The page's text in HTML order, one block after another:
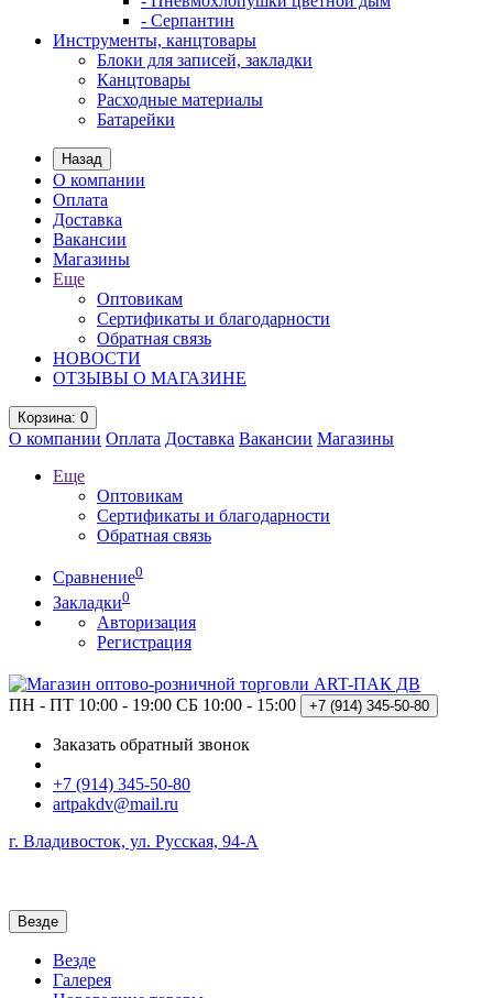
- Серпантин
Инструменты, канцтовары
Блоки для записей, закладки
Канцтовары
Расходные материалы
Батарейки
Назад
О компании
Оплата
Доставка
Вакансии
Магазины
Еще
Оптовикам
Сертификаты и благодарности
Обратная связь
НОВОСТИ
ОТЗЫВЫ О МАГАЗИНЕ
Корзина: 0
О компании Оплата Доставка Вакансии Магазины
Еще
Оптовикам
Сертификаты и благодарности
Обратная связь
Сравнение0
Закладки0
Авторизация
Регистрация
ПН - ПТ 10:00 - 19:00 СБ 10:00 - 15:00 +7 (914) 345-50-80
Заказать обратный звонок
+7 (914) 345-50-80
artpakdv@mail.ru
г. Владивосток, ул. Русская, 94-А
Везде
Везде
Галерея